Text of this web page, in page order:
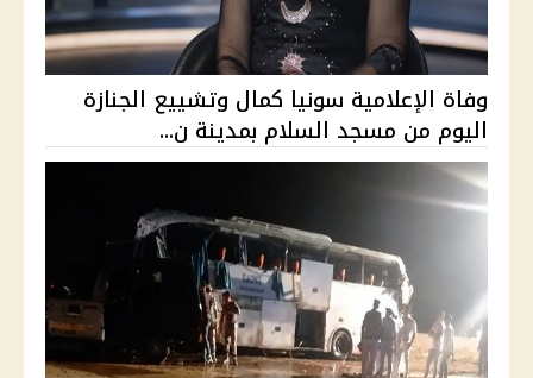
وفاة الإعلامية سونيا كمال وتشييع الجنازة
اليوم من مسجد السلام بمدينة ن...